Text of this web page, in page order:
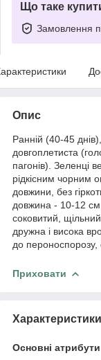
Що таке
Замовлення
Опис
Ранній (40-45
довгоплетиста
пагонів). Зеленці
рідкісним чорним
довжини, без
довжина - 10-12
соковитий,
дружна і висока
до пероноспорозу,
Приховати
Характеристики
Основні атрибути